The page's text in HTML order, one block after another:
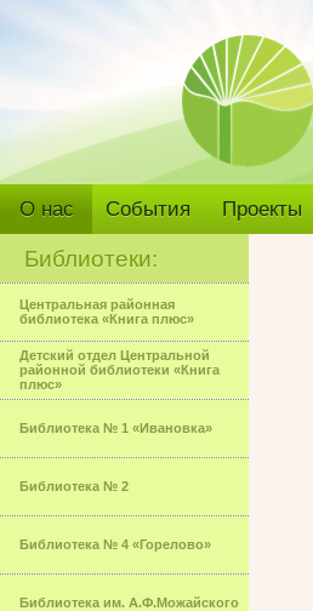
О нас События Проекты
Библиотеки:
Центральная районная
библиотека «Книга плюс»
Детский отдел Центральной
районной библиотеки «Книга
плюс»
Библиотека № 1 «Ивановка»
Библиотека № 2
Библиотека № 4 «Горелово»
Библиотека им. А.Ф.Можайского